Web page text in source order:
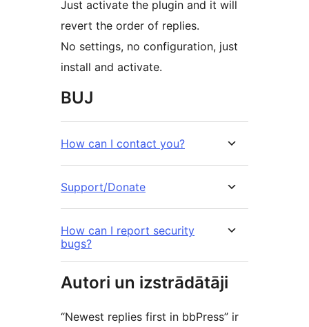
Just activate the plugin and it will
revert the order of replies.
No settings, no configuration, just
install and activate.
BUJ
How can I contact you?
Support/Donate
How can I report security
bugs?
Autori un izstrādātāji
“Newest replies first in bbPress” ir